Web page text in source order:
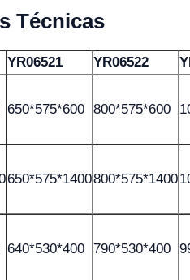
Técnicas
YR06521 YR06522
650*575*600 800*575*600
650*575*1400800*575*1400
640*530*400 790*530*400